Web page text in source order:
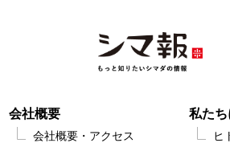
会社概要
会社概要・アクセス
私た
ヒ